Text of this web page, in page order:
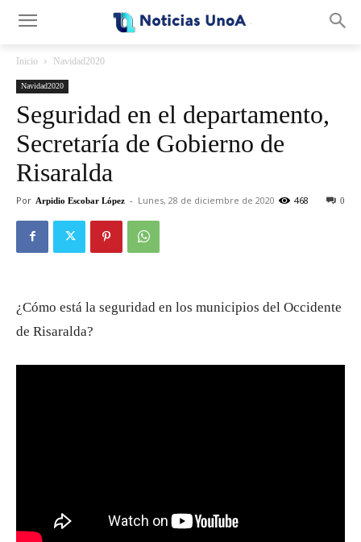
Inicio Navidad2020
Navidad2020
Seguridad en el departamento,
Secretaría de Gobierno de
Risaralda
Por Arpidio Escobar López - Lunes, 28 de diciembre de 2020 0
468
¿Cómo está la seguridad en los municipios del Occidente
de Risaralda?